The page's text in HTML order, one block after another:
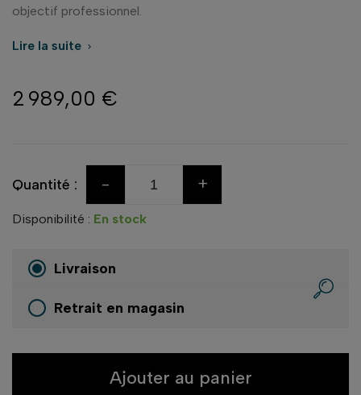
objectif professionnel.
Lire la suite 
2 989,00 €
Quantité : - +
Disponibilité : En stock
Livraison
Retrait en magasin
Ajouter au panier